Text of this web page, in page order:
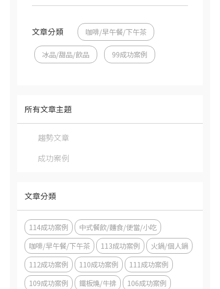
文章分類 咖啡/早午餐/下午茶
冰品/甜品/飲品 99成功案例
所有文章主題
趨勢文章
成功案例
文章分類
114成功案例
中式餐飲/麵食/便當/小吃
咖啡/早午餐/下午茶
113成功案例
火鍋/個人鍋
112成功案例
110成功案例
111成功案例
109成功案例
鐵板燒/牛排
106成功案例